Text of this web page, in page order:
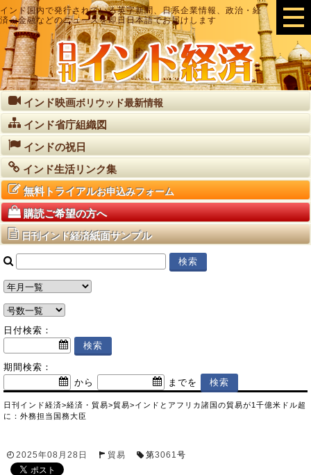
インド国内で発行されている英字新聞、日系企業情報、政治・経
済・金融などのニュースを即日日本語でお届けします
インド映画ボリウッド最新情報
インド省庁組織図
インドの祝日
インド生活リンク集
無料トライアルお申込みフォーム
購読ご希望の方へ
日刊インド経済紙面サンプル
日付検索：
期間検索：
から
までを
日刊インド経済>経済・貿易>貿易>インドとアフリカ諸国の貿易が1千億米ドル超
に：外務担当国務大臣
2025年08月28日 貿易 第3061号